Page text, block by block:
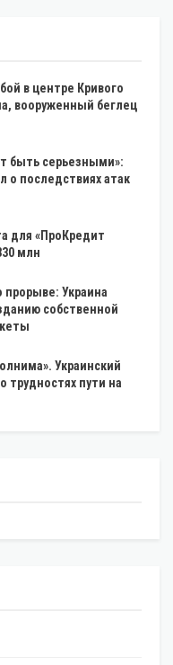
в центре Кривого
вооруженный беглец
быть серьезными»:
о последствиях атак
для «ПроКредит
млн
прорыве: Украина
собственной
Украинский
трудностях пути на